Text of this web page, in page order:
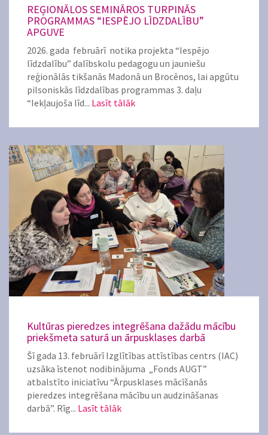
REĢIONĀLOS SEMINĀROS TURPINĀS
PROGRAMMAS “IESPĒJO LĪDZDALĪBU”
APGUVE
2026. gada februārī notika projekta “Iespējo
līdzdalību” dalībskolu pedagogu un jauniešu
reģionālās tikšanās Madonā un Brocēnos, lai apgūtu
pilsoniskās līdzdalības programmas 3. daļu
“Iekļaujoša līd... Lasīt tālāk
Kultūras pieredzes integrēšana dažādu mācību
priekšmeta saturā un ārpusklases darbā
Šī gada 13. februārī Izglītības attīstības centrs (IAC)
uzsāka īstenot nodibinājuma „Fonds AUGT”
atbalstīto iniciatīvu “Ārpusklases mācīšanās
pieredzes integrēšana mācību un audzināšanas
darbā”. Rīg... Lasīt tālāk